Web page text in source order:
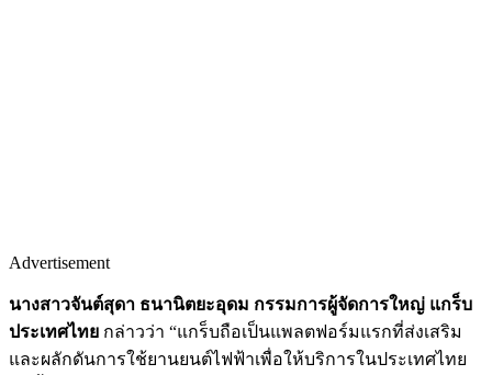
Advertisement
นางสาวจันต์สุดา ธนานิตยะอุดม กรรมการผู้จัดการใหญ่ แกร็บ
ประเทศไทย กล่าวว่า “แกร็บถือเป็นแพลตฟอร์มแรกที่ส่งเสริม
และผลักดันการใช้ยานยนต์ไฟฟ้าเพื่อให้บริการในประเทศไทย